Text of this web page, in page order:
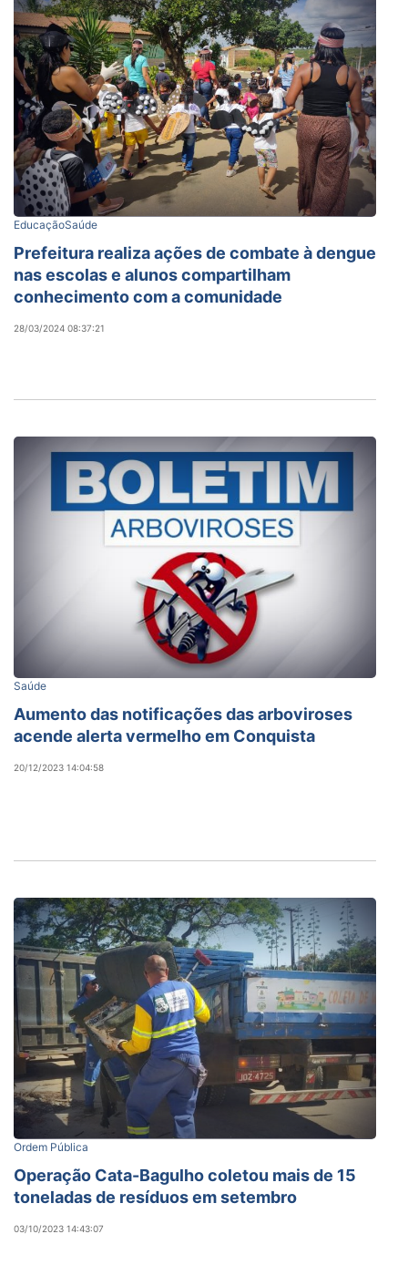
EducaçãoSaúde
Prefeitura realiza ações de combate à dengue
nas escolas e alunos compartilham
conhecimento com a comunidade
28/03/2024 08:37:21
Saúde
Aumento das notificações das arboviroses
acende alerta vermelho em Conquista
20/12/2023 14:04:58
Ordem Pública
Operação Cata-Bagulho coletou mais de 15
toneladas de resíduos em setembro
03/10/2023 14:43:07